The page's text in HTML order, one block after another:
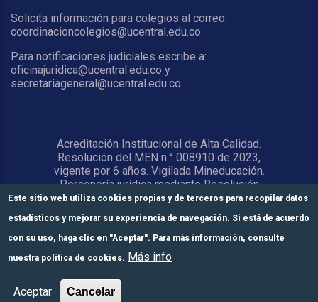
Solicita información para colegios al correo:
coordinacioncolegios@ucentral.edu.co
Para notificaciones judiciales escribe a:
oficinajuridica@ucentral.edu.co y
secretariageneral@ucentral.edu.co
Acreditación Institucional de Alta Calidad.
Resolución del MEN n.° 008910 de 2023,
vigente por 6 años. Vigilada Mineducación.
Personería jurídica mediante Resolución
1876 del 5 de junio de 1967. Reconocida
como Universidad por el Ministerio de
Educación Nacional mediante Resolución
15818 del 31 de octubre de 1978.
© Universidad Central 2026
Formulario de
inscripción
Este sitio web utiliza cookies propias y de terceros para recopilar datos
estadísticos y mejorar su experiencia de navegación. Si está de acuerdo
con su uso, haga clic en "Aceptar". Para más información, consulte
nuestra política de cookies. Más info
Aceptar Cancelar